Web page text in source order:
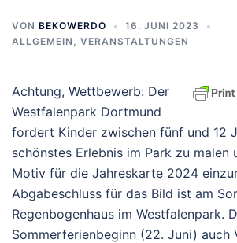
VON BEKOWERDO
16. JUNI 2023
ALLGEMEIN , VERANSTALTUNGEN
Achtung, Wettbewerb: Der
Westfalenpark Dortmund
fordert Kinder zwischen fünf und 12
schönstes Erlebnis im Park zu malen
Motiv für die Jahreskarte 2024
Abgabeschluss für das Bild ist am
Regenbogenhaus im Westfalenpark.
Sommerferienbeginn (22. Juni) auch